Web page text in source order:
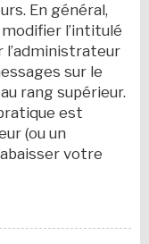
En général,
l’intitulé
l’administrateur
sur le
rang supérieur.
est
(ou un
votre